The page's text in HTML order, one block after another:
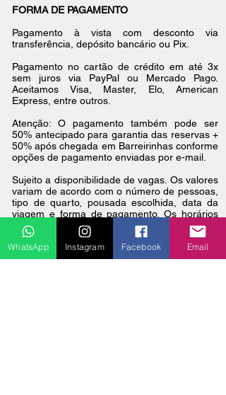
FORMA DE PAGAMENTO
Pagamento à vista com desconto via
transferência, depósito bancário ou Pix.
Pagamento no cartão de crédito em até 3x
sem juros via PayPal ou Mercado Pago.
Aceitamos Visa, Master, Elo, American
Express, entre outros.
Atenção: O pagamento também pode ser
50% antecipado para garantia das reservas +
50% após chegada em Barreirinhas conforme
opções de pagamento enviadas por e-mail.
Sujeito a disponibilidade de vagas. Os valores
variam de acordo com o número de pessoas,
tipo de quarto, pousada escolhida, data da
viagem e forma de pagamento. Os horários
de saída e retorno dos passeios podem sofrer
variação. As opções de pousadas e valores
serão enviadas no roteiro detalhado por e-
mail ou whatsapp por nosso setor de
WhatsApp Instagram Facebook Email